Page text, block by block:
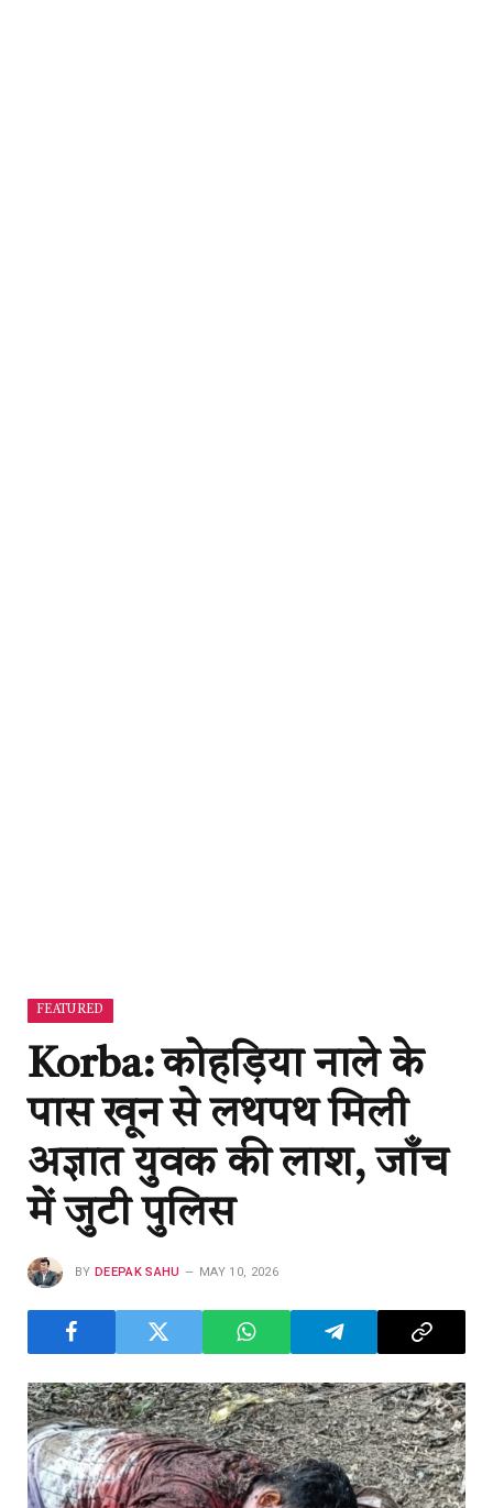
FEATURED
Korba: कोहड़िया नाले के
पास खून से लथपथ मिली
अज्ञात युवक की लाश, जाँच
में जुटी पुलिस
BY DEEPAK SAHU MAY 10, 2026